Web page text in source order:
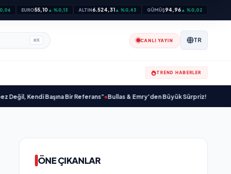
EURO55,10 ▲ %0,13 ALTIN6.524,31▲ %0,43 GÜMÜŞ94,96▲ %0,02
⌘K CANLI YAYIN TR
TREND HABERLER
Kendi Başına Bir Referans”•Bullas & Emry'den Büyük Sürpriz! "Kaç Kurtul"
ÖNE ÇIKANLAR